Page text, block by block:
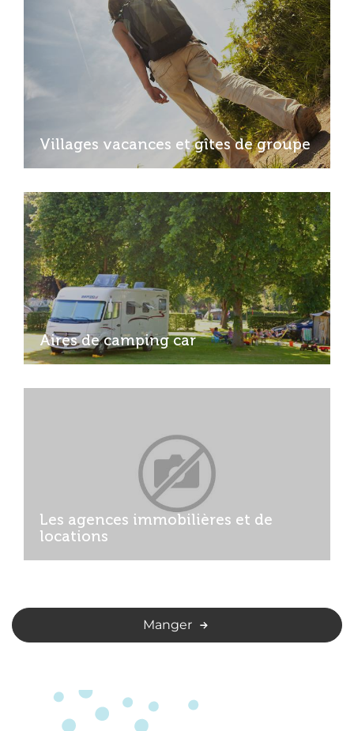
Villages vacances et gîtes de groupe
Aires de camping car
Les agences immobilières et de
locations
Manger